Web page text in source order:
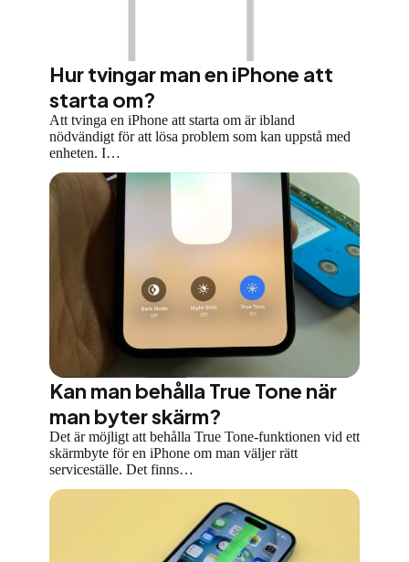
Hur tvingar man en iPhone att
starta om?
Att tvinga en iPhone att starta om är ibland
nödvändigt för att lösa problem som kan uppstå med
enheten. I…
Kan man behålla True Tone när
man byter skärm?
Det är möjligt att behålla True Tone-funktionen vid ett
skärmbyte för en iPhone om man väljer rätt
serviceställe. Det finns…